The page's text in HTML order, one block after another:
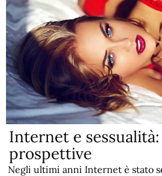
Internet e
prospettive
Negli ultimi anni Internet è stato